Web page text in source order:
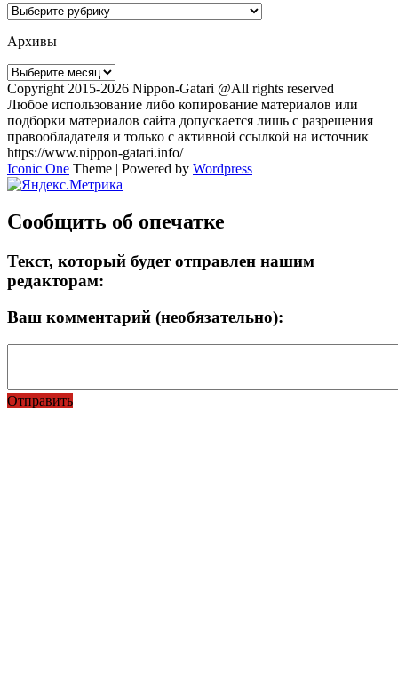
Рубрики
Архивы
Архивы
Copyright 2015-2026 Nippon-Gatari @All rights reserved
Любое использование либо копирование материалов или
подборки материалов сайта допускается лишь с разрешения
правообладателя и только с активной ссылкой на источник
https://www.nippon-gatari.info/
Iconic One Theme | Powered by Wordpress
Сообщить об опечатке
Текст, который будет отправлен нашим
редакторам:
Ваш комментарий (необязательно):
Отправить